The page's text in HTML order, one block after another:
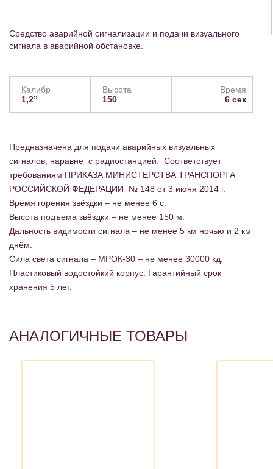
Средство аварийной сигнализации и подачи визуального
сигнала в аварийной обстановке.
Калибр
1,2”
Высота
150
Время
6 сек
Предназначена для подачи аварийных визуальных
сигналов, наравне с радиостанцией. Соответствует
требованиям ПРИКАЗА МИНИСТЕРСТВА ТРАНСПОРТА
РОССИЙСКОЙ ФЕДЕРАЦИИ № 148 от 3 июня 2014 г.
Время горения звёздки – не менее 6 с.
Высота подъема звёздки – не менее 150 м.
Дальность видимости сигнала – не менее 5 км ночью и 2 км
днём.
Сила света сигнала – МРОК-30 – не менее 30000 кд.
Пластиковый водостойкий корпус. Гарантийный срок
хранения 5 лет.
АНАЛОГИЧНЫЕ ТОВАРЫ